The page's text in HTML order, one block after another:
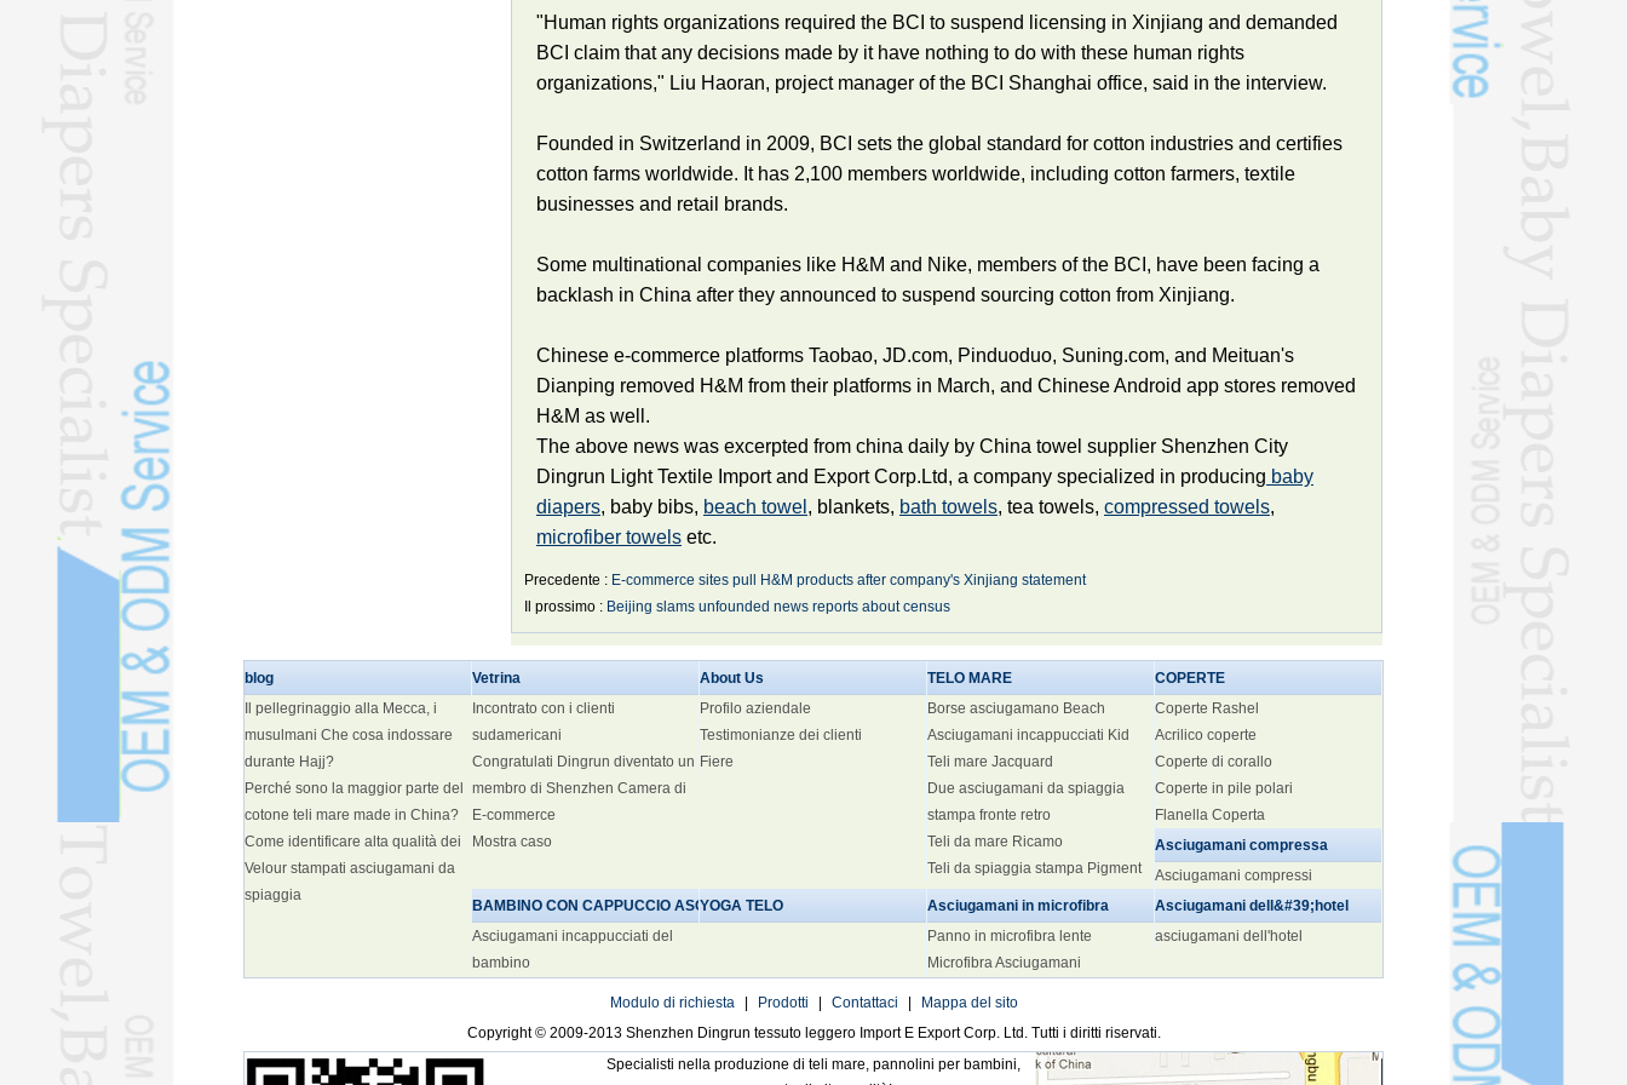
"Human rights organizations required the BCI to suspend licensing in Xinjiang and demanded
BCI claim that any decisions made by it have nothing to do with these human rights
organizations," Liu Haoran, project manager of the BCI Shanghai office, said in the interview.
Founded in Switzerland in 2009, BCI sets the global standard for cotton industries and certifies
cotton farms worldwide. It has 2,100 members worldwide, including cotton farmers, textile
businesses and retail brands.
Some multinational companies like H&M and Nike, members of the BCI, have been facing a
backlash in China after they announced to suspend sourcing cotton from Xinjiang.
Chinese e-commerce platforms Taobao, JD.com, Pinduoduo, Suning.com, and Meituan's
Dianping removed H&M from their platforms in March, and Chinese Android app stores removed
H&M as well.
The above news was excerpted from china daily by China towel supplier Shenzhen City
Dingrun Light Textile Import and Export Corp.Ltd, a company specialized in producing baby
diapers, baby bibs, beach towel , blankets, bath towels, tea towels, compressed towels,
microfiber towels etc.
Precedente : E-commerce sites pull H&M products after company's Xinjiang statement
Il prossimo : Beijing slams unfounded news reports about census
blog
Il pellegrinaggio alla Mecca, i
musulmani Che cosa indossare
durante Hajj?
Perché sono la maggior parte del
cotone teli mare made in China?
Come identificare alta qualità dei
Velour stampati asciugamani da
spiaggia
Vetrina
Incontrato con i clienti
sudamericani
Congratulati Dingrun diventato un
membro di Shenzhen Camera di
E-commerce
Mostra caso
About Us
Profilo aziendale
Testimonianze dei clienti
Fiere
TELO MARE
Borse asciugamano Beach
Asciugamani incappucciati Kid
Teli mare Jacquard
Due asciugamani da spiaggia
stampa fronte retro
Teli da mare Ricamo
Teli da spiaggia stampa Pigment
COPERTE
Coperte Rashel
Acrilico coperte
Coperte di corallo
Coperte in pile polari
Flanella Coperta
Asciugamani compressa
Asciugamani compressi
BAMBINO CON CAPPUCCIO ASCIUGAMANI
Asciugamani incappucciati del
bambino
YOGA TELO
Asciugamani in microfibra
Panno in microfibra lente
Microfibra Asciugamani
Asciugamani dell&#39;hotel
asciugamani dell'hotel
Modulo di richiesta | Prodotti | Contattaci |
Mappa del sito
Copyright © 2009-2013 Shenzhen Dingrun tessuto leggero Import E Export Corp. Ltd. Tutti i diritti riservati.
Specialisti nella produzione di teli mare, pannolini per bambini,